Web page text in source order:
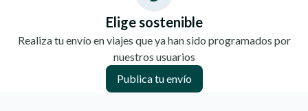
Elige sostenible
Realiza tu envío en viajes que ya han sido programados por
nuestros usuarios
Publica tu envío